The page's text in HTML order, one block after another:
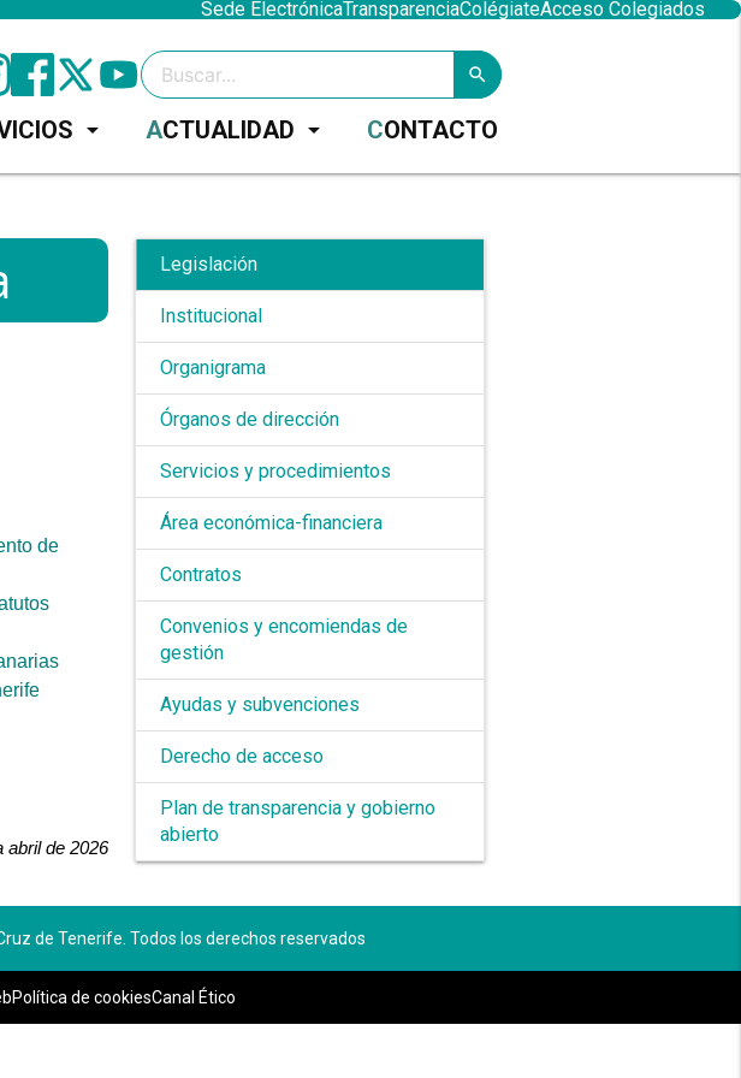
Sede ElectrónicaTransparenciaColégiateAcceso Colegiados
facebook
X
search
arrow_drop_down ACTUALIDAD arrow_drop_down CONTACTO
clear search
Legislación
Institucional
Organigrama
Órganos de dirección
Servicios y procedimientos
Área económica-financiera
Contratos
Convenios y encomiendas de
gestión
Ayudas y subvenciones
Derecho de acceso
Plan de transparencia y gobierno
abierto
de
abril de 2026
de Tenerife. Todos los derechos reservados
Política de cookiesCanal Ético